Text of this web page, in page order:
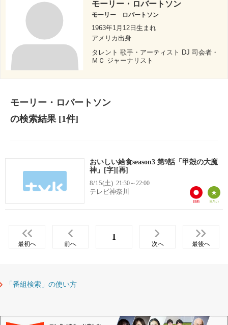
モーリー・ロバートソン
モーリー ロバートソン
1963年1月12日生まれ
アメリカ出身
タレント 歌手・アーティスト DJ 司会者・
ＭＣ ジャーナリスト
モーリー・ロバートソン
の検索結果[1件]
おいしい給食season3 第9話「甲殻の大魔
神」[字][再]
8/15(土) 21:30～22:00
テレビ神奈川
最初へ 前へ
1
次へ 最後へ
「番組検索」の使い方